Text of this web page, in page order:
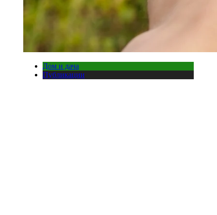
Дом и дача
Публикации